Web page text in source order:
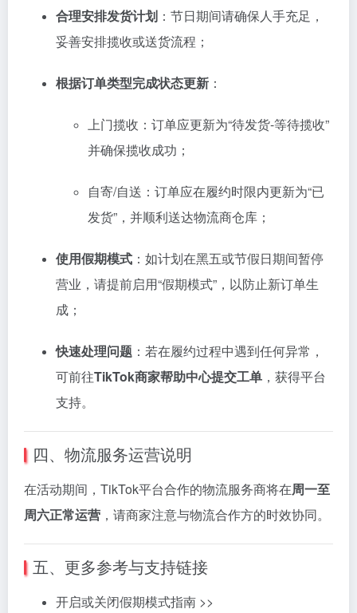
合理安排发货计划 ： 节日期间请确保人手充足，
妥善安排揽收或送货流程；
根据订单类型完成状态更新 ：
上门揽收： 订单应更新为“待发货-等待揽收”
并确保揽收成功；
自寄/自送： 订单应在履约时限内更新为“已
发货”， 并顺利送达物流商仓库；
使用假期模式 ： 如计划在黑五或节假日期间暂停
营业， 请提前启用“假期模式”， 以防止新订单生
成；
快速处理问题 ： 若在履约过程中遇到任何异常，
可前往TikTok商家帮助中心提交工单 ， 获得平台
支持。
四、 物流服务运营说明
在活动期间， TikTok平台合作的物流服务商将在周一至
周六正常运营 ， 请商家注意与物流合作方的时效协同。
五、 更多参考与支持链接
开启或关闭假期模式指南 >>